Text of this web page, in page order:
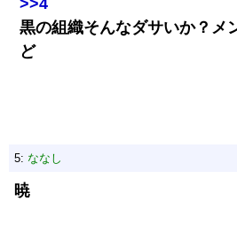
>>4
黒の組織そんなダサいか？メ
ど
5: ななし
暁